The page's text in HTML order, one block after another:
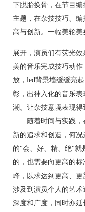
下脱胎换骨，在节目
主题，在杂技技巧、
高与创新。一幅美轮
展开，演员们有荧光
美的音乐完成技巧动
放，led背景墙缓缓亮
彰，出神入化的音乐
潮。让杂技意境表现得
随着时间与实践，
新的追求和创造，何
的"会、好、精、绝"就
的，也需要向更高的
峰，以求达到更高、更
涉及到演员个人的艺
深度和广度，同时亦